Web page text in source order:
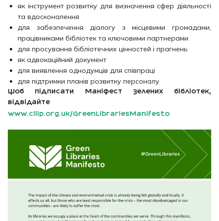
як інструмент розвитку для визначення сфер діяльності
та вдосконалення
для забезпечення діалогу з місцевими громадами,
працівниками бібліотек та ключовими партнерами
для просування бібліотечних цінностей і прагнень
як адвокаційний документ
для виявлення однодумців для співпраці
для підтримки планів розвитку персоналу
Щоб підписати Маніфест зелених бібліотек,
відвідайте
www.cilip.org.uk/GreenLibrariesManifesto